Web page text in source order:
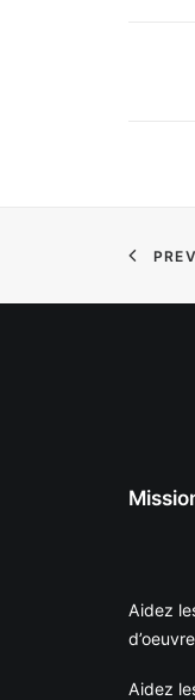
PREV
Aidez
Aidez